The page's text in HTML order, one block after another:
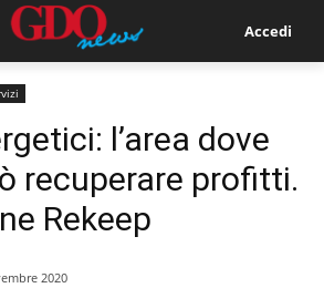
Accedi
l’area dove
recuperare profitti.
Rekeep
2020